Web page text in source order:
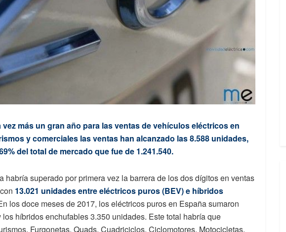
más un gran año para las ventas de vehículos eléctricos en
y comerciales las ventas han alcanzado las 8.588 unidades,
del total de mercado que fue de 1.241.540.
habría superado por primera vez la barrera de los dos dígitos en ventas
13.021 unidades entre eléctricos puros (BEV) e híbridos
los doce meses de 2017, los eléctricos puros en España sumaron
híbridos enchufables 3.350 unidades. Este total habría que
Furgonetas, Quads, Cuadriciclos, Ciclomotores, Motocicletas,